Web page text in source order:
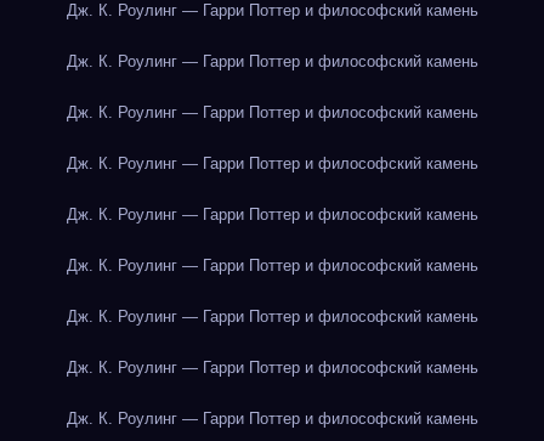
Дж. К. Роулинг — Гарри Поттер и философский камень
Дж. К. Роулинг — Гарри Поттер и философский камень
Дж. К. Роулинг — Гарри Поттер и философский камень
Дж. К. Роулинг — Гарри Поттер и философский камень
Дж. К. Роулинг — Гарри Поттер и философский камень
Дж. К. Роулинг — Гарри Поттер и философский камень
Дж. К. Роулинг — Гарри Поттер и философский камень
Дж. К. Роулинг — Гарри Поттер и философский камень
Дж. К. Роулинг — Гарри Поттер и философский камень